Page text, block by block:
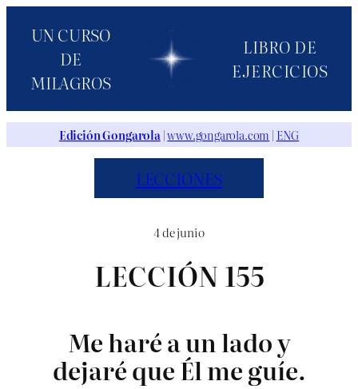
contenido
UN CURSO
DE
MILAGROS
LIBRO DE
EJERCICIOS
Edición Gongarola |www.gongarola.com | ENG
LECCIONES
4 de junio
LECCIÓN 155
Me haré a un lado y
dejaré que Él me guíe.